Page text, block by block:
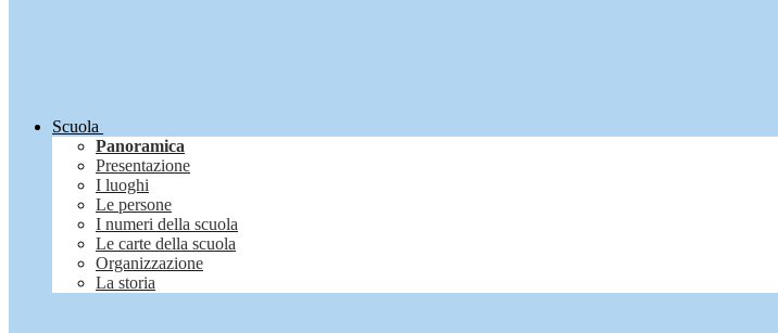
Scuola
Panoramica
Presentazione
I luoghi
Le persone
I numeri della scuola
Le carte della scuola
Organizzazione
La storia